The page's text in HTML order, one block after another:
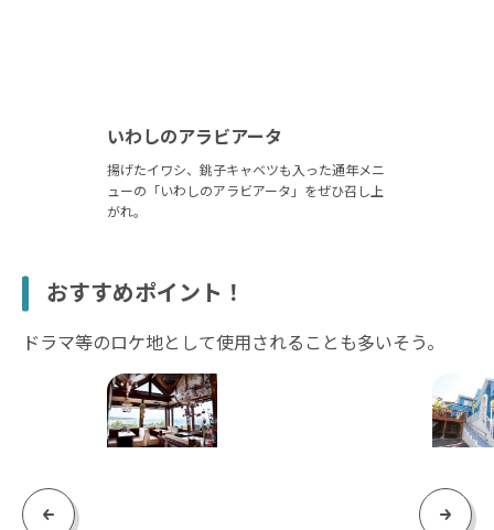
いわしのアラビアータ
揚げたイワシ、銚子キャベツも入った通年メニ
ューの「いわしのアラビアータ」をぜひ召し上
がれ。
おすすめポイント！
ドラマ等のロケ地として使用されることも多いそう。
Previous Next